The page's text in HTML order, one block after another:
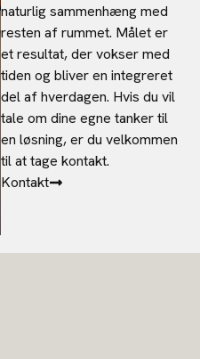
naturlig sammenhæng med
resten af rummet. Målet er
et resultat, der vokser med
tiden og bliver en integreret
del af hverdagen. Hvis du vil
tale om dine egne tanker til
en løsning, er du velkommen
til at tage kontakt.
Kontakt